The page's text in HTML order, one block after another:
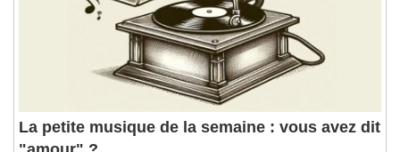
La petite musique de la semaine : vous avez dit